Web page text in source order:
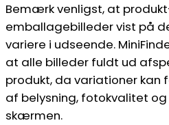
Bemærk venligst, at
emballagebilleder vist på
variere i udseende.
at alle billeder fuldt ud
produkt, da variationer kan
af belysning, fotokvalitet
skærmen.